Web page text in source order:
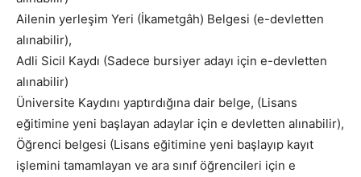
Ailenin yerleşim Yeri (İkametgâh) Belgesi (e-devletten
alınabilir),
Adli Sicil Kaydı (Sadece bursiyer adayı için e-devletten
alınabilir)
Üniversite Kaydını yaptırdığına dair belge, (Lisans
eğitimine yeni başlayan adaylar için e devletten alınabilir),
Öğrenci belgesi (Lisans eğitimine yeni başlayıp kayıt
işlemini tamamlayan ve ara sınıf öğrencileri için e